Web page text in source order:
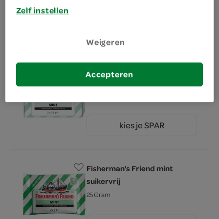
suikervrij
kies je SPAR
Fisherman's Friend mint
suikervrij
25 Gram
Zelf instellen
Weigeren
Accepteren